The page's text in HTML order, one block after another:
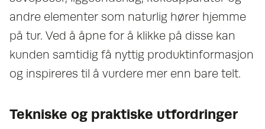
andre elementer som naturlig hører hjemme
på tur. Ved å åpne for å klikke på disse kan
kunden samtidig få nyttig produktinformasjon
og inspireres til å vurdere mer enn bare telt.
Tekniske og praktiske utfordringer